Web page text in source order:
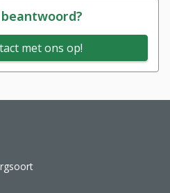
met ons op!